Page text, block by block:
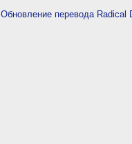
Обновление перевода Radical